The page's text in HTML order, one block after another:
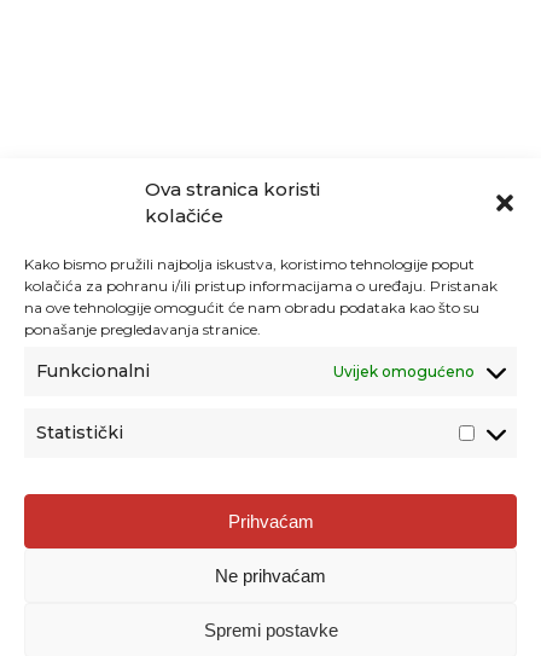
Ova stranica koristi
kolačiće
Kako bismo pružili najbolja iskustva, koristimo tehnologije poput
kolačića za pohranu i/ili pristup informacijama o uređaju. Pristanak
na ove tehnologije omogućit će nam obradu podataka kao što su
ponašanje pregledavanja stranice.
Funkcionalni Uvijek omogućeno
Statistički
Prihvaćam
Ne prihvaćam
Spremi postavke
Agencija za odgoj i obrazovanje
Donje Svetice 38, 10000 Zagreb
1778129
Prenošenje sadržaja dopušteno je uz navođenje izvora.